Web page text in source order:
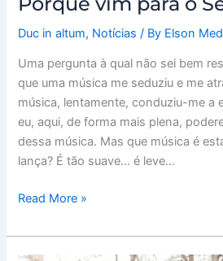
Duc in altum, Notícias / By Elson
Uma pergunta à qual não sei bem
que uma música me seduziu e me
música, lentamente, conduziu-me a
eu, aqui, de forma mais plena,
dessa música. Mas que música é
lança? É tão suave… é leve…
Read More »